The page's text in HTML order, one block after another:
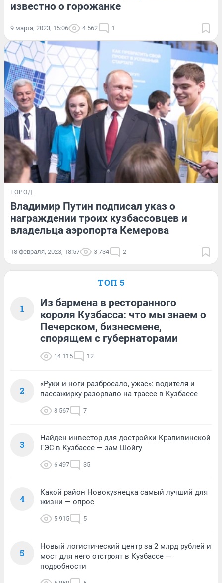
известно о горожанке
9 марта, 2023, 15:06 4 562 1
ГОРОД
Владимир Путин подписал указ о
награждении троих кузбассовцев и
владельца аэропорта Кемерова
18 февраля, 2023, 18:57 3 734 2
ТОП 5
1
Из бармена в ресторанного
короля Кузбасса: что мы знаем о
Печерском, бизнесмене,
спорящем с губернаторами
14 115 12
2
«Руки и ноги разбросало, ужас»: водителя и
пассажирку разорвало на трассе в Кузбассе
8 567 7
3
Найден инвестор для достройки Крапивинской
ГЭС в Кузбассе — зам Шойгу
6 497 35
4
Какой район Новокузнецка самый лучший для
жизни — опрос
5 915 5
5
Новый логистический центр за 2 млрд рублей и
мост для него отстроят в Кузбассе —
подробности